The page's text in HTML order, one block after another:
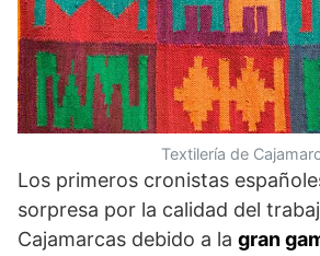
Textilería de
Los primeros cronistas
sorpresa por la calidad del
Cajamarcas debido a la gran